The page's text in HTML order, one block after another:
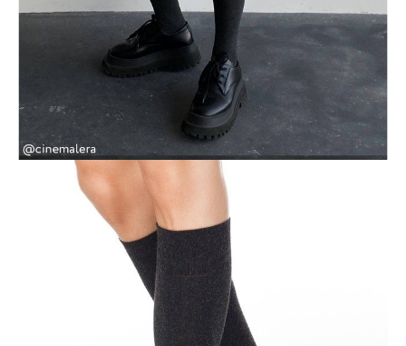
Kurier,darmowa od 99 zł
czas dostawy: 1-2 dni robocze
Paczkomaty InPost 24/7,
darmowa od 50 zł
czas dostawy: 1-2 dni robocze
Odbiór osobistyw sklepie Conte (Łodz)
pn.- czw. 8:00 - 16:00, pt. 8:00 - 14:00
Opis produktu
Pytania
O produkcie
Ciepłe podkolanówki z wiskozy z kaszmirem FANTASY rozgrzeją Cię i
zapewnią komfort.
Podkolanówki są miękkie, przyjemne w dotyku, dobrze przylegają do
nogi i nie zsuwają się dzięki szerokiej gumce.
1001450010010139000
wiskoza 63%; poliamid 27%; kaszmir 7%; elastan 3%
Podmiot odpowiedzialny